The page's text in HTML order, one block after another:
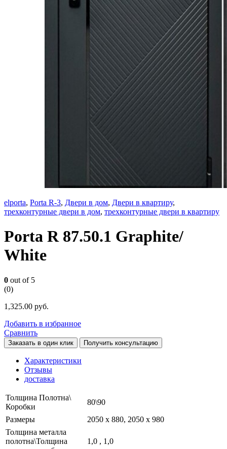
elporta, Porta R-3, Двери в дом, Двери в квартиру,
трехконтурные двери в дом, трехконтурные двери в квартиру
Porta R 87.50.1 Graphite/
White
0 out of 5
(0)
1,325.00 руб.
Добавить в избранное
Сравнить
Заказать в один клик Получить консультацию
Характеристики
Отзывы
доставка
Толщина Полотна\
Коробки
80\90
Размеры
2050 х 880, 2050 х 980
Толщина металла
полотна\Толщина
1,0 , 1,0